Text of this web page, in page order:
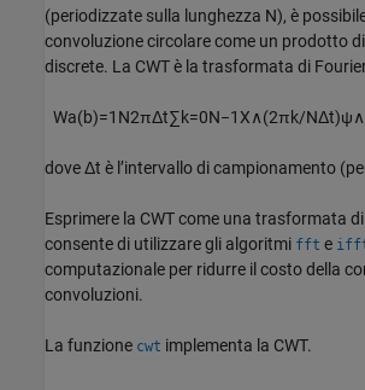
(periodizzate sulla lunghezza N), è
convoluzione circolare come un prodotto
discrete. La CWT è la trasformata di
Wa(b)=1 N2πΔt∑k=0N−1X∧(2πk/NΔt)ψ∧
dove Δt è l’intervallo di campionamento
Esprimere la CWT come una trasformata
consente di utilizzare gli algoritmi fft e
computazionale per ridurre il costo della
convoluzioni.
La funzione cwt implementa la CWT.